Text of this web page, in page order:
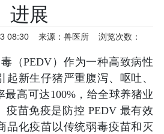
进展
08:30 来源：兽医所 浏览次数：
（PEDV）作为一种高致病性
起新生仔猪严重腹泻、呕吐、
最高可达100%，给全球养猪业
疫苗免疫是防控PEDV 最有效
品化疫苗以传统弱毒疫苗和灭